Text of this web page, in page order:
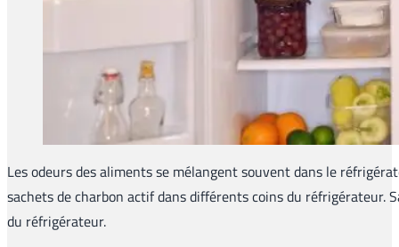
Les odeurs des aliments se mélangent souvent dans le
sachets de charbon actif dans différents coins du réfrigérateur.
du réfrigérateur.